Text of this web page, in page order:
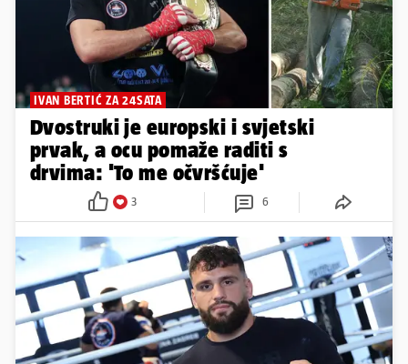
IVAN BERTIĆ ZA 24SATA
Dvostruki je europski i svjetski
prvak, a ocu pomaže raditi s
drvima: 'To me očvršćuje'
3 6